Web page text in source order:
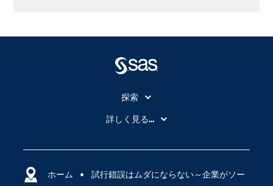
ホーム
試行錯誤はムダにならない～企業がソー
探索
My SAS
SASを選ぶ理由
アクセシビリティ
詳しく見る...
クラウド・コンピューティング